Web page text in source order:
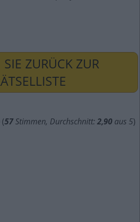
SIE ZURÜCK ZUR
(57Stimmen, Durchschnitt: 2,90 aus 5)